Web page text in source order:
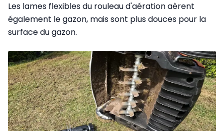
Les lames flexibles du rouleau d'aération aèrent
également le gazon, mais sont plus douces pour la
surface du gazon.